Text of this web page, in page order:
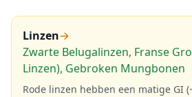
Linzen→
Zwarte Belugalinzen, Franse
Linzen), Gebroken Mungbonen
Rode linzen hebben een matige GI